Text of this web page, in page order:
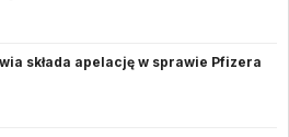
składa apelację w sprawie Pfizera